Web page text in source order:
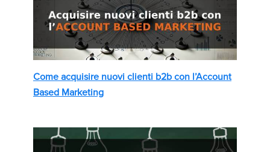
Come acquisire nuovi clienti b2b con l’Account
Based Marketing